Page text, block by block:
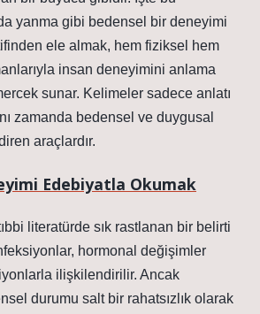
yanma gibi bedensel bir deneyimi
ele almak, hem fiziksel hem
insan deneyimini anlama
sunar. Kelimeler sadece anlatı
zamanda bedensel ve duygusal
araçlardır.
Edebiyatla Okumak
literatürde sık rastlanan bir belirti
hormonal değişimler
ilişkilendirilir. Ancak
durumu salt bir rahatsızlık olarak